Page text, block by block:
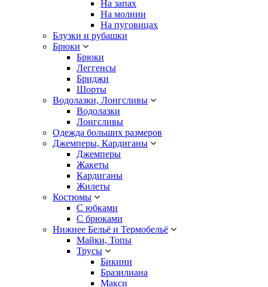
На запах
На молнии
На пуговицах
Блузки и рубашки
Брюки
Брюки
Леггенсы
Бриджи
Шорты
Водолазки, Лонгсливы
Водолазки
Лонгсливы
Одежда больших размеров
Джемперы, Кардиганы
Джемперы
Жакеты
Кардиганы
Жилеты
Костюмы
С юбками
С брюками
Нижнее Бельё и Термобельё
Майки, Топы
Трусы
Бикини
Бразилиана
Макси